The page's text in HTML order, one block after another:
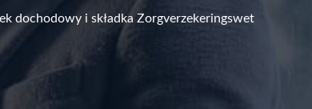
dochodowy i składka Zorgverzekeringswet